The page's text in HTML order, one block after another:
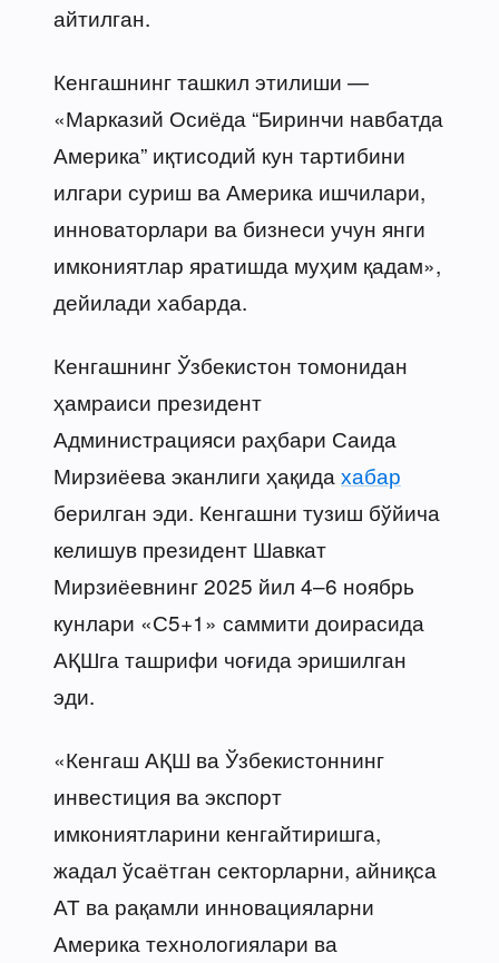
айтилган.
Кенгашнинг ташкил этилиши —
«Марказий Осиёда “Биринчи навбатда
Америка” иқтисодий кун тартибини
илгари суриш ва Америка ишчилари,
инноваторлари ва бизнеси учун янги
имкониятлар яратишда муҳим қадам»,
дейилади хабарда.
Кенгашнинг Ўзбекистон томонидан
ҳамраиси президент
Администрацияси раҳбари Саида
Мирзиёева эканлиги ҳақида хабар
берилган эди. Кенгашни тузиш бўйича
келишув президент Шавкат
Мирзиёевнинг 2025 йил 4–6 ноябрь
кунлари «С5+1» саммити доирасида
АҚШга ташрифи чоғида эришилган
эди.
«Кенгаш АҚШ ва Ўзбекистоннинг
инвестиция ва экспорт
имкониятларини кенгайтиришга,
жадал ўсаётган секторларни, айниқса
АТ ва рақамли инновацияларни
Америка технологиялари ва